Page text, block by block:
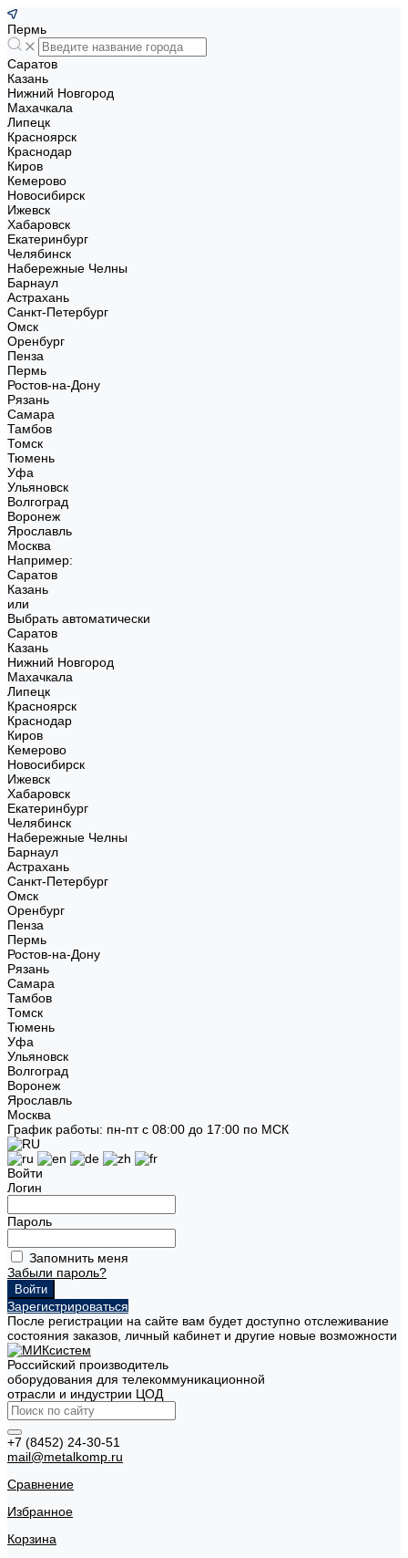
Пермь
Саратов
Казань
Нижний Новгород
Махачкала
Липецк
Красноярск
Краснодар
Киров
Кемерово
Новосибирск
Ижевск
Хабаровск
Екатеринбург
Челябинск
Набережные Челны
Барнаул
Астрахань
Санкт-Петербург
Омск
Оренбург
Пенза
Пермь
Ростов-на-Дону
Рязань
Самара
Тамбов
Томск
Тюмень
Уфа
Ульяновск
Волгоград
Воронеж
Ярославль
Москва
Например:
Саратов
Казань
или
Выбрать автоматически
Саратов
Казань
Нижний Новгород
Махачкала
Липецк
Красноярск
Краснодар
Киров
Кемерово
Новосибирск
Ижевск
Хабаровск
Екатеринбург
Челябинск
Набережные Челны
Барнаул
Астрахань
Санкт-Петербург
Омск
Оренбург
Пенза
Пермь
Ростов-на-Дону
Рязань
Самара
Тамбов
Томск
Тюмень
Уфа
Ульяновск
Волгоград
Воронеж
Ярославль
Москва
График работы: пн-пт с 08:00 до 17:00 по МСК
Войти
Логин
Пароль
Запомнить меня
Забыли пароль?
Зарегистрироваться
После регистрации на сайте вам будет доступно отслеживание
состояния заказов, личный кабинет и другие новые возможности
Российский производитель
оборудования для телекоммуникационной
отрасли и индустрии ЦОД
+7 (8452) 24-30-51
mail@metalkomp.ru
Сравнение
Избранное
Корзина